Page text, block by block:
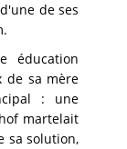
de ses
éducation
de sa mère
: une
martelait
sa solution,